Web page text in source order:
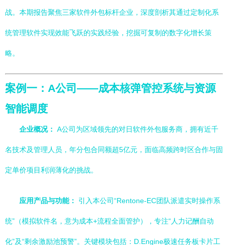
战。本期报告聚焦三家软件外包标杆企业，深度剖析其通过定制化系
统管理软件实现效能飞跃的实践经验，挖掘可复制的数字化增长策
略。
案例一：A公司——成本核弹管控系统与资源
智能调度
企业概况： A公司为区域领先的对日软件外包服务商，拥有近千
名技术及管理人员，年分包合同额超5亿元，面临高频跨时区合作与固
定单价项目利润薄化的挑战。
应用产品与功能： 引入本公司“Rentone-EC团队派遣实时操作系
统”（模拟软件名，意为成本+流程全面管护），专注“人力记酬自动
化”及“剩余激励池预警”。关键模块包括：D.Engine极速任务板卡片工